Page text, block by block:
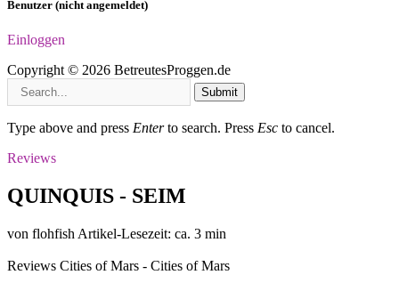
Benutzer (nicht angemeldet)
Einloggen
Copyright © 2026 BetreutesProggen.de
Submit
Type above and press Enterto search. Press Esc to cancel.
Reviews
QUINQUIS - SEIM
von flohfish Artikel-Lesezeit: ca. 3 min
Reviews Cities of Mars - Cities of Mars